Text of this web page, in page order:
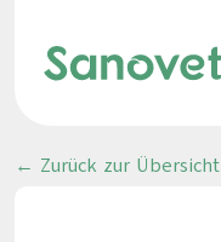
← Zurück zur Übersicht